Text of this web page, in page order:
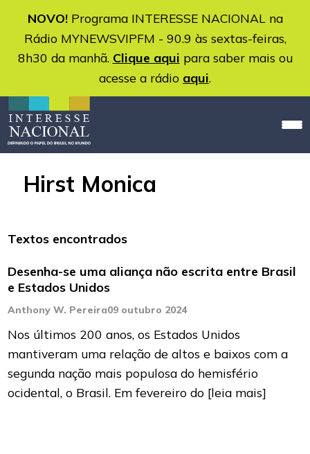
NOVO!Programa INTERESSE NACIONAL na
Rádio MYNEWSVIPFM - 90.9 às sextas-feiras,
8h30 da manhã. Clique aqui para saber mais ou
acesse a rádio aqui.
Hirst Monica
Textos encontrados
Desenha-se uma aliança não escrita entre Brasil
e Estados Unidos
Anthony W. Pereira09 outubro 2024
Nos últimos 200 anos, os Estados Unidos
mantiveram uma relação de altos e baixos com a
segunda nação mais populosa do hemisfério
ocidental, o Brasil. Em fevereiro do [leia mais]